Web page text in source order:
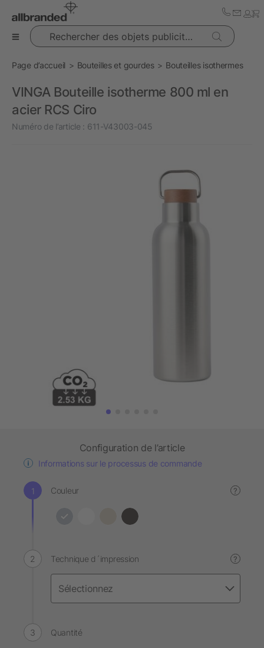
Rechercher des objets publicitaires
Page d’accueil Bouteilles et gourdes Bouteilles isothermes
VINGA Bouteille isotherme 800 ml en
acier RCS Ciro
Numéro de l’article : 611-V43003-045
Configuration de l’article
Informations sur le processus de commande
Couleur ?
Technique d´impression ?
Quantité